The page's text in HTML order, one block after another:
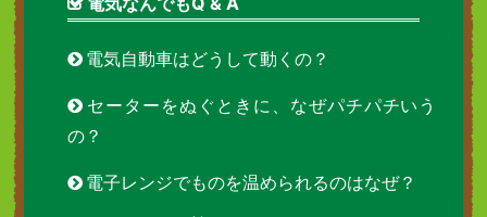
電気自動車はどうして動くの？
セーターをぬぐときに、なぜパチパチいう
の？
電子レンジでものを温められるのはなぜ？